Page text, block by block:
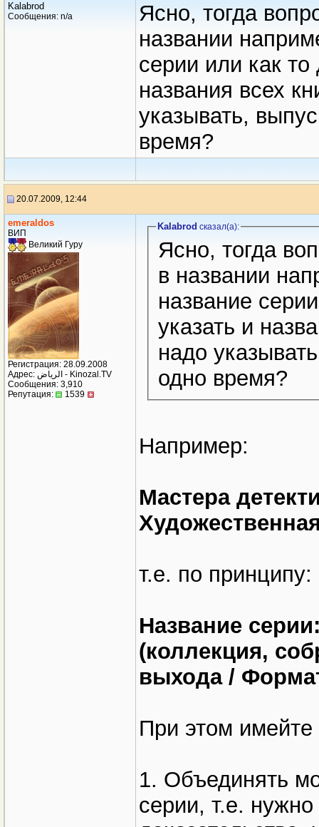
Kalabrod
Сообщения: n/a
Ясно, тогда
названии
серии или как
названия всех
указывать,
время?
20.07.2009, 12:44
emeraldos
ВИП
Великий Гуру
Регистрация: 28.09.2008
Адрес: الرياض - Kinozal.TV
Сообщения: 3,910
Репутация:
1539
Kalabrod сказал(a):
Ясно, тогда
в названии
название
указать и
надо
одно время?
Например:
Мастера
т.е. по принципу:
Название
(коллекция,
выхода /
При этом имейте
1. Объединять
серии, т.е.